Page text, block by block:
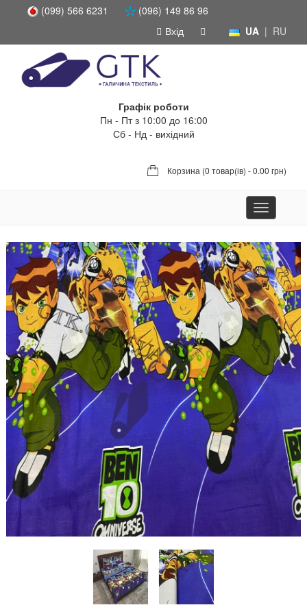
(099) 566 6231
(096) 149 86 96
UA | RU
Вхід
Графік роботи
Пн - Пт з 10:00 до 16:00
Сб - Нд - вихідний
Корзина (0 товар(ів) - 0.00 грн)
Toggle
navigation